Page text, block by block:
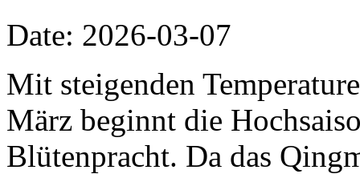
Date: 2026-03-07
Mit steigenden
März beginnt die
Blütenpracht. Da das